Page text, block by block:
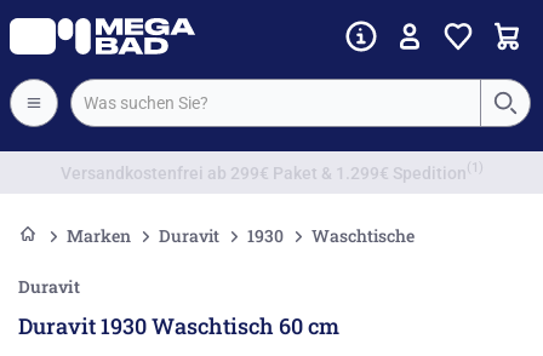
Vorkassenrabatt
Marken Duravit 1930 Waschtische
Duravit
Duravit 1930 Waschtisch 60 cm